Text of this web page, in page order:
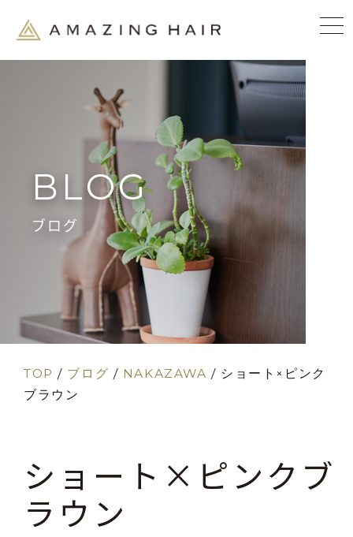
BLOG
ブログ
TOP / ブログ / NAKAZAWA / ショート×ピンク
ブラウン
ショート×ピンクブ
ラウン